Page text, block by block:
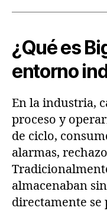
¿Qué es
entorno
En la industria,
proceso y
de ciclo,
alarmas,
almacenaban
directamente se